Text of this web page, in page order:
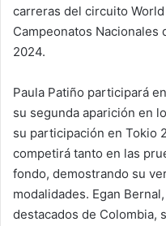
carreras del circuito
Campeonatos Nacionales
2024.
Paula Patiño participará
su segunda aparición en
su participación en Tokio
competirá tanto en las
fondo, demostrando su
modalidades. Egan
destacados de Colombia,